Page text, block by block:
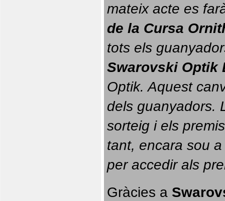
mateix acte es
de la Cursa
tots els
Swarovski Optik
Optik. Aquest
dels guanyadors.
sorteig i els
tant, encara sou
per accedir als
Gràcies a